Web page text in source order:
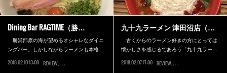
Dining Bar RAGTIME（勝…
勝浦部原の海が望めるオシャレなダイニ
ングバー。しかしながらラーメンも本格…
2018.02.10 13:00 REVIEW 勝浦市
九十九ラーメン 津田沼店（…
古くからのラーメン好きの方にとっては
懐かしさを感じるであろう「九十九ラー…
2018.02.07 17:00 REVIEW 船橋市